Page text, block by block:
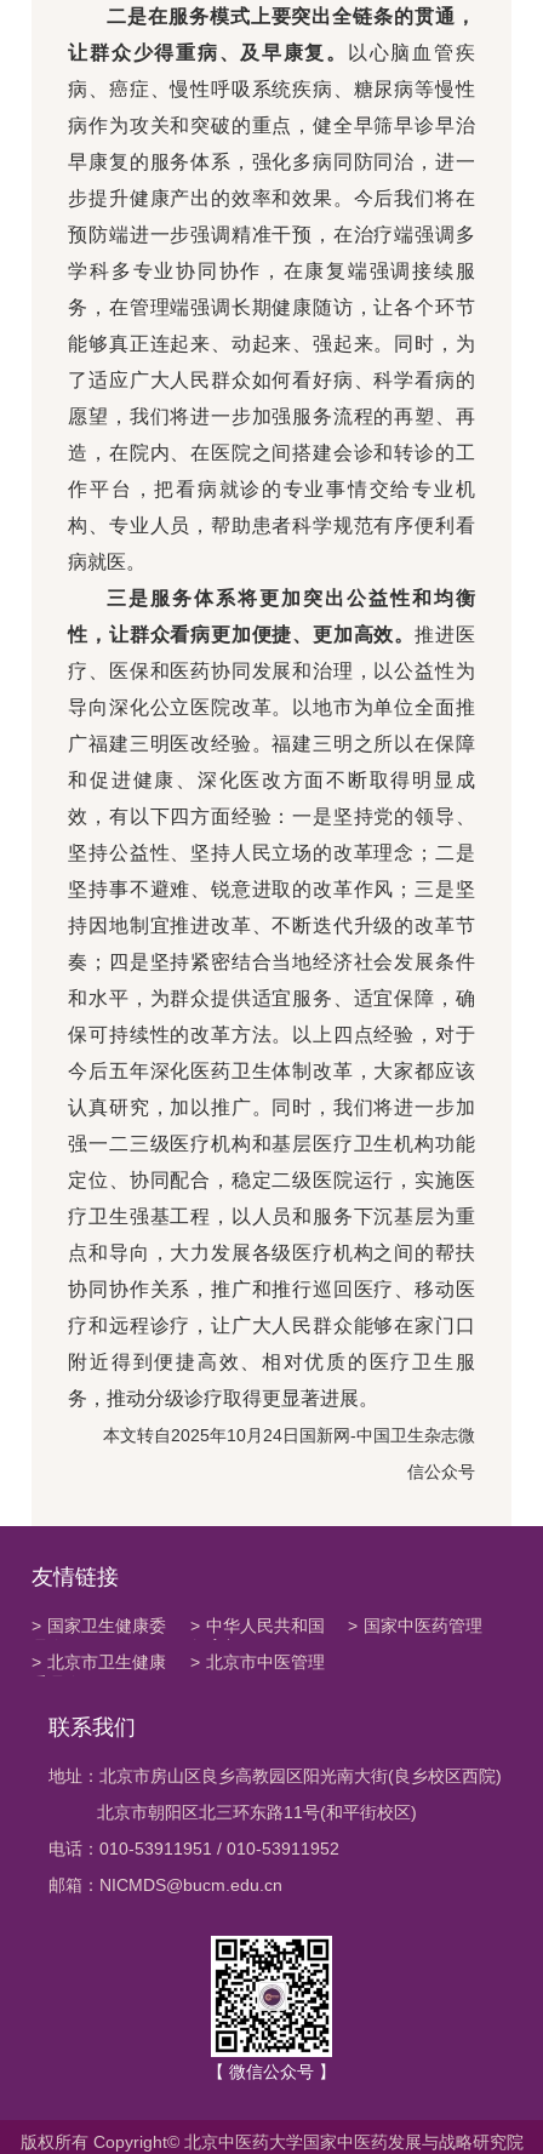
二是在服务模式上要突出全链条的贯通，
让群众少得重病、及早康复。
以心脑血管疾
病、癌症、慢性呼吸系统疾病、糖尿病等慢性
病作为攻关和突破的重点，健全早筛早诊早治
早康复的服务体系，强化多病同防同治，进一
步提升健康产出的效率和效果。今后我们将在
预防端进一步强调精准干预，在治疗端强调多
学科多专业协同协作，在康复端强调接续服
务，在管理端强调长期健康随访，让各个环节
能够真正连起来、动起来、强起来。同时，为
了适应广大人民群众如何看好病、科学看病的
愿望，我们将进一步加强服务流程的再塑、再
造，在院内、在医院之间搭建会诊和转诊的工
作平台，把看病就诊的专业事情交给专业机
构、专业人员，帮助患者科学规范有序便利看
病就医。
三是服务体系将更加突出公益性和均衡
性，让群众看病更加便捷、更加高效。 推进医
疗、医保和医药协同发展和治理，以公益性为
导向深化公立医院改革。以地市为单位全面推
广福建三明医改经验。福建三明之所以在保障
和促进健康、深化医改方面不断取得明显成
效，有以下四方面经验：一是坚持党的领导、
坚持公益性、坚持人民立场的改革理念；二是
坚持事不避难、锐意进取的改革作风；三是坚
持因地制宜推进改革、不断迭代升级的改革节
奏；四是坚持紧密结合当地经济社会发展条件
和水平，为群众提供适宜服务、适宜保障，确
保可持续性的改革方法。以上四点经验，对于
今后五年深化医药卫生体制改革，大家都应该
认真研究，加以推广。同时，我们将进一步加
强一二三级医疗机构和基层医疗卫生机构功能
定位、协同配合，稳定二级医院运行，实施医
疗卫生强基工程，以人员和服务下沉基层为重
点和导向，大力发展各级医疗机构之间的帮扶
协同协作关系，推广和推行巡回医疗、移动医
疗和远程诊疗，让广大人民群众能够在家门口
附近得到便捷高效、相对优质的医疗卫生服
务，推动分级诊疗取得更显著进展。
本文转自2025年10月24日国新网-中国卫生杂志微
信公众号
友情链接
> 国家卫生健康委
> 中华人民共和国
> 国家中医药管理
> 北京市卫生健康
> 北京市中医管理
联系我们
地址：北京市房山区良乡高教园区阳光南大街(良乡校区西院)
北京市朝阳区北三环东路11号(和平街校区)
电话：010-53911951 / 010-53911952
邮箱：NICMDS@bucm.edu.cn
【 微信公众号 】
版权所有 Copyright© 北京中医药大学国家中医药发展与战略研究院